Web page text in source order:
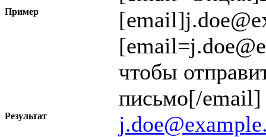
Пример
чтобы
письмо[/email]
Результат